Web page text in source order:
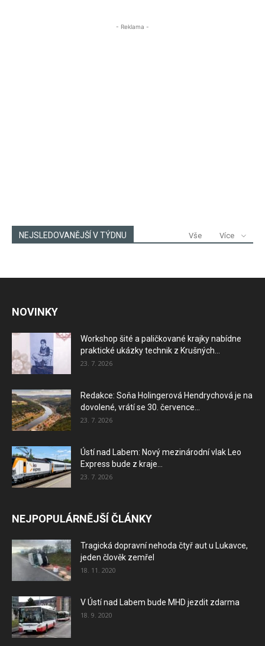
- Reklama -
NEJSLEDOVANĚJŠÍ V TÝDNU Vše Více
NOVINKY
Workshop šité a paličkované krajky nabídne
praktické ukázky technik z Krušných...
23. 7. 2026
Redakce: Soňa Holingerová Hendrychová je na
dovolené, vrátí se 30. července...
23. 7. 2026
Ústí nad Labem: Nový mezinárodní vlak Leo
Express bude z kraje...
23. 7. 2026
NEJPOPULÁRNĚJŠÍ ČLÁNKY
Tragická dopravní nehoda čtyř aut u Lukavce,
jeden člověk zemřel
18. 11. 2020
V Ústí nad Labem bude MHD jezdit zdarma
18. 9. 2020